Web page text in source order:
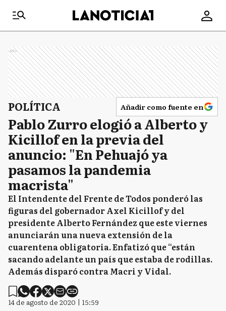
Ads
POLÍTICA Añadir como fuente en
Pablo Zurro elogió a Alberto y
Kicillof en la previa del
anuncio: "En Pehuajó ya
pasamos la pandemia
macrista"
El Intendente del Frente de Todos ponderó las
figuras del gobernador Axel Kicillof y del
presidente Alberto Fernández que este viernes
anunciarán una nueva extensión de la
cuarentena obligatoria. Enfatizó que “están
sacando adelante un país que estaba de rodillas.
Además disparó contra Macri y Vidal.
14 de agosto de 2020 | 15:59